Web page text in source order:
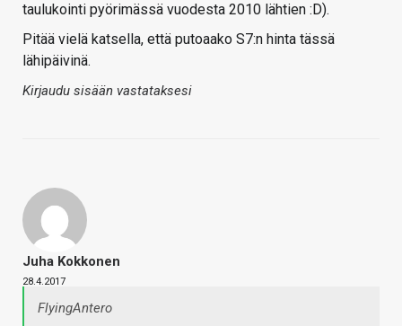
taulukointi pyörimässä vuodesta 2010 lähtien :D).
Pitää vielä katsella, että putoaako S7:n hinta tässä
lähipäivinä.
Kirjaudu sisään vastataksesi
Juha Kokkonen
28.4.2017
FlyingAntero